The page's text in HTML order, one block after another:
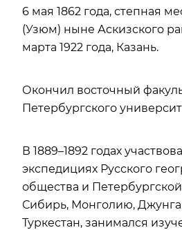
6 мая 1862 года, степная
(Узюм) ныне Аскизского
марта 1922 года, Казань.
Окончил восточный
Петербургского
В 1889–1892 годах
экспедициях Русского
общества и
Сибирь, Монголию,
Туркестан, занимался